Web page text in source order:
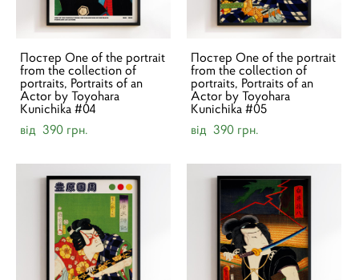
Постер One of the portrait
from the collection of
portraits, Portraits of an
Actor by Toyohara
Kunichika #04
від 390 грн.
Постер One of the portrait
from the collection of
portraits, Portraits of an
Actor by Toyohara
Kunichika #05
від 390 грн.